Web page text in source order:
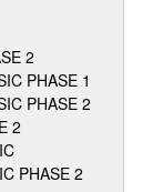
2
PHASE 1
PHASE 2
2
PHASE 2